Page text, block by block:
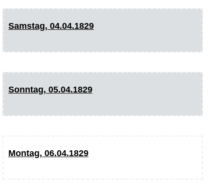
Samstag, 04.04.1829
Sonntag, 05.04.1829
Montag, 06.04.1829